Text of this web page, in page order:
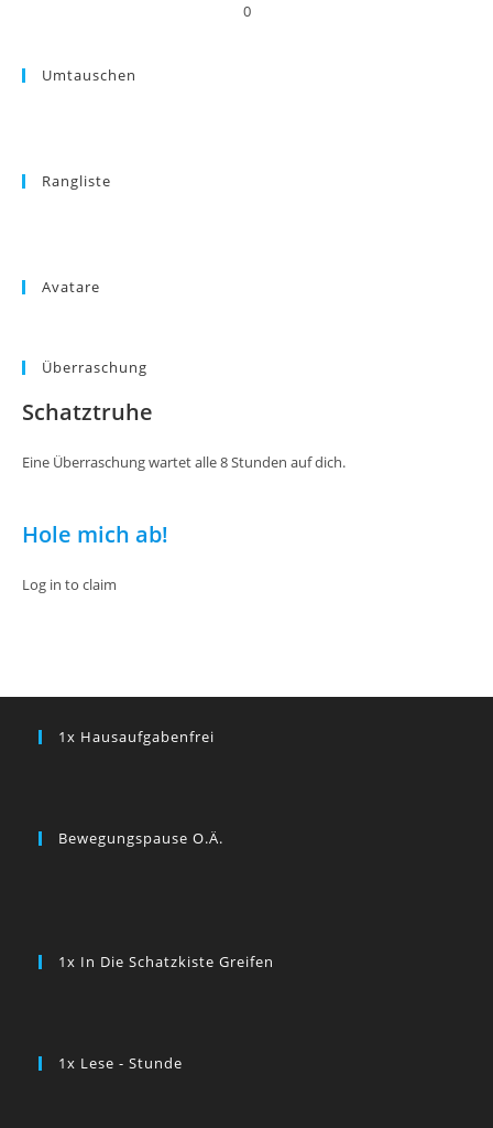
0
Umtauschen
Rangliste
Avatare
Überraschung
Schatztruhe
Eine Überraschung wartet alle 8 Stunden auf dich.
Hole mich ab!
Log in to claim
1x Hausaufgabenfrei
Bewegungspause O.ä.
1x In Die Schatzkiste Greifen
1x Lese - Stunde